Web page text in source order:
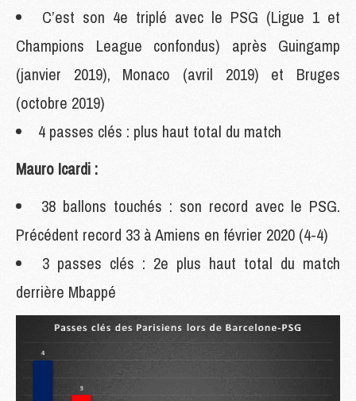
C’est son 4e triplé avec le PSG (Ligue 1 et
Champions League confondus) après Guingamp
(janvier 2019), Monaco (avril 2019) et Bruges
(octobre 2019)
4 passes clés : plus haut total du match
Mauro Icardi :
38 ballons touchés : son record avec le PSG.
Précédent record 33 à Amiens en février 2020 (4-4)
3 passes clés : 2e plus haut total du match
derrière Mbappé